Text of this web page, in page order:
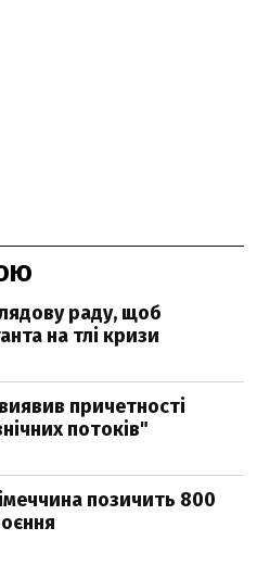
раду, щоб
на тлі кризи
причетності
потоків"
позичить 800